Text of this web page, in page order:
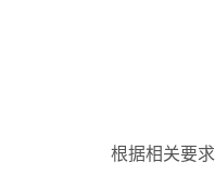
根据相关要